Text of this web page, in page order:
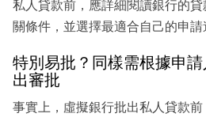
私人貸款前，應詳細閱讀銀行的
關條件，並選擇最適合自己的申請
特別易批？同樣需根據申
出審批
事實上，虛擬銀行批出私人貸款